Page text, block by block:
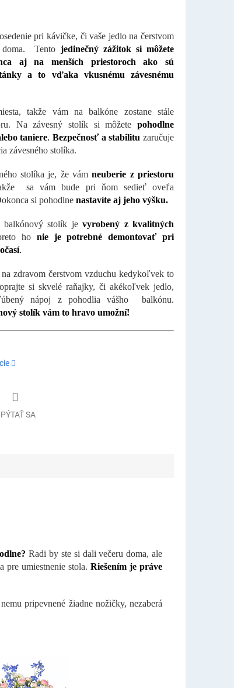
pri kávičke, či vaše jedlo na čerstvom
Tento jedinečný zážitok si môžete
aj na menších priestoroch ako sú
a to vďaka vkusnému závesnému
takže vám na balkóne zostane stále
Na závesný stolík si môžete pohodlne
taniere. Bezpečnosť a stabilitu zaručuje
závesného stolíka.
stolíka je, že vámneuberie z priestoru
sa vám bude pri ňom sedieť oveľa
si pohodlne nastavíte aj jeho výšku.
balkónový stolík je vyrobený z kvalitných
ho nie je potrebné demontovať pri
.
zdravom čerstvom vzduchu kedykoľvek to
si skvelé raňajky, či akékoľvek jedlo,
nápoj z pohodlia vášho balkónu.
stolík vám to hravo umožní!
SA
Radi by ste si dali večeru doma, ale
pre umiestnenie stola.Riešením je práve
pripevnené žiadne nožičky, nezaberá